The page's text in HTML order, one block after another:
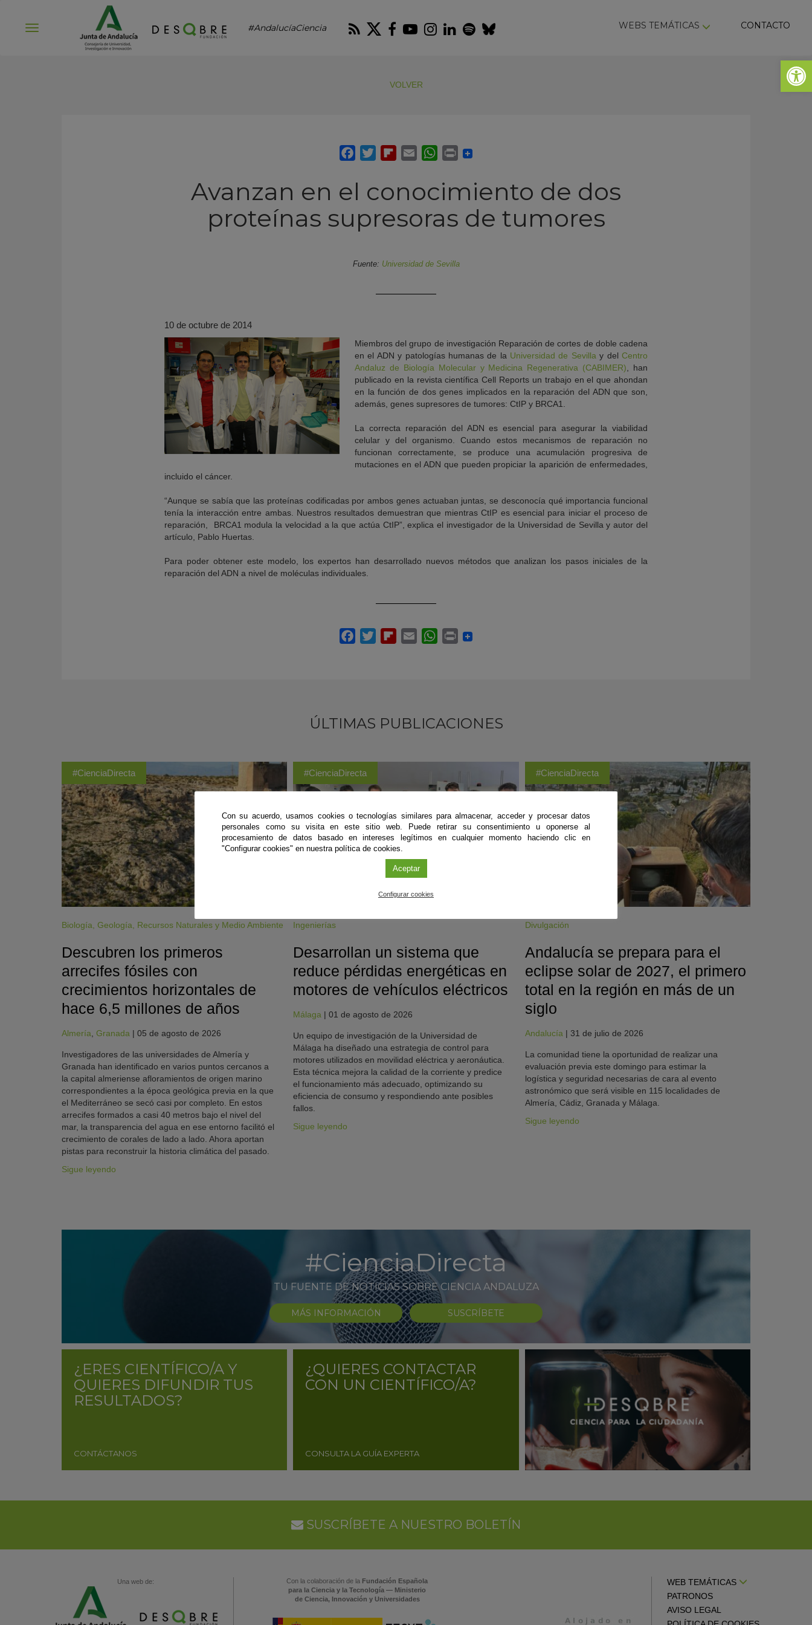
Abrir
#AndalucíaCiencia RSS Twitter
Facebook
Youtube
Instagram
LinkedIn
Spotify
Bluesky WEBS TEMÁTICAS CONTACTO
VOLVER
Avanzan en el conocimiento de dos
proteínas supresoras de tumores
Fuente: Universidad de Sevilla
10 de octubre de 2014
Miembros del grupo de investigación Reparación de cortes de doble cadena
en el ADN y patologías humanas de la Universidad de Sevilla y delCentro
Andaluz de Biología Molecular y Medicina Regenerativa (CABIMER) , han
publicado en la revista científica Cell Reports un trabajo en el que ahondan
en la función de dos genes implicados en la reparación del ADN que son,
además, genes supresores de tumores: CtIP y BRCA1.
La correcta reparación del ADN es esencial para asegurar la viabilidad
celular y del organismo. Cuando estos mecanismos de reparación no
funcionan correctamente, se produce una acumulación progresiva de
mutaciones en el ADN que pueden propiciar la aparición de enfermedades,
incluido el cáncer.
“Aunque se sabía que las proteínas codificadas por ambos genes actuaban juntas, se desconocía qué importancia funcional
tenía la interacción entre ambas. Nuestros resultados demuestran que mientras CtIP es esencial para iniciar el proceso de
reparación, BRCA1 modula la velocidad a la que actúa CtIP”, explica el investigador de la Universidad de Sevilla y autor del
artículo, Pablo Huertas.
Para poder obtener este modelo, los expertos han desarrollado nuevos métodos que analizan los pasos iniciales de la
reparación del ADN a nivel de moléculas individuales.
ÚLTIMAS PUBLICACIONES
#CienciaDirecta
Biología Geología Recursos Naturales y Medio Ambiente
Descubren los primeros
arrecifes fósiles con
crecimientos horizontales de
hace 6,5 millones de años
Almería Granada | 05 de agosto de 2026
Investigadores de las universidades de Almería y
Granada han identificado en varios puntos cercanos a
la capital almeriense afloramientos de origen marino
correspondientes a la época geológica previa en la que
el Mediterráneo se secó casi por completo. En estos
arrecifes formados a casi 40 metros bajo el nivel del
mar, la transparencia del agua en ese entorno facilitó el
crecimiento de corales de lado a lado. Ahora aportan
pistas para reconstruir la historia climática del pasado.
Sigue leyendo
#CienciaDirecta
Ingenierías
Desarrollan un sistema que
reduce pérdidas energéticas en
motores de vehículos eléctricos
Málaga |01 de agosto de 2026
Un equipo de investigación de la Universidad de
Málaga ha diseñado una estrategia de control para
motores utilizados en movilidad eléctrica y aeronáutica.
Esta técnica mejora la calidad de la corriente y predice
el funcionamiento más adecuado, optimizando su
eficiencia de consumo y respondiendo ante posibles
fallos.
Sigue leyendo
#CienciaDirecta
Divulgación
Andalucía se prepara para el
eclipse solar de 2027, el primero
total en la región en más de un
siglo
Andalucía | 31 de julio de 2026
La comunidad tiene la oportunidad de realizar una
evaluación previa este domingo para estimar la
logística y seguridad necesarias de cara al evento
astronómico que será visible en 115 localidades de
Almería, Cádiz, Granada y Málaga.
Sigue leyendo
#CienciaDirecta
TU FUENTE DE NOTICIAS SOBRE CIENCIA ANDALUZA
MÁS INFORMACIÓN SUSCRÍBETE
¿ERES CIENTÍFICO/A Y
QUIERES DIFUNDIR TUS
RESULTADOS?
CONTÁCTANOS
¿QUIERES CONTACTAR
CON UN CIENTÍFICO/A?
CONSULTA LA GUÍA EXPERTA
SUSCRÍBETE A NUESTRO BOLETÍN
Una web de: Con la colaboración de la Fundación Española
para la Ciencia y la Tecnología — Ministerio
de Ciencia, Innovación y Universidades
WEB TEMÁTICAS
PATRONOS
AVISO LEGAL
Con su acuerdo, usamos cookies o tecnologías similares para almacenar, acceder y procesar datos
personales como su visita en este sitio web. Puede retirar su consentimiento u oponerse al
procesamiento de datos basado en intereses legítimos en cualquier momento haciendo clic en
"Configurar cookies" en nuestra política de cookies.
Aceptar
Configurar cookies